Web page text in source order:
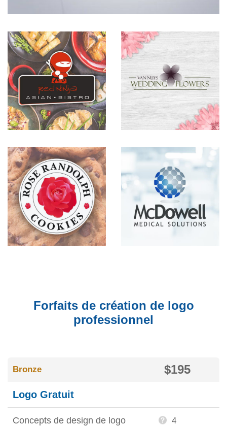
Forfaits de création de logo
professionnel
Bronze $195
Logo Gratuit
Concepts de design de logo 4